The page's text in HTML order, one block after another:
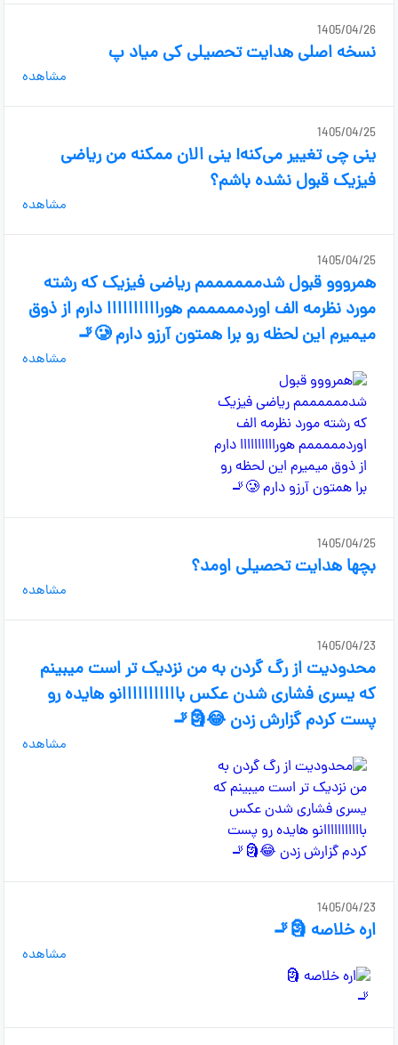
1405/04/26
نسخه اصلی هدایت تحصیلی کی میاد پ
مشاهده
1405/04/25
ینی چی تغییر می‌کنه! ینی الان ممکنه من ریاضی
فیزیک قبول نشده باشم؟
مشاهده
1405/04/25
همرووو قبول شدممممممم ریاضی فیزیک که رشته
مورد نظرمه الف اوردمممممم هوراااااااااا دارم از ذوق
میمیرم این لحظه رو برا همتون آرزو دارم 🥲🚬
مشاهده
1405/04/25
بچها هدایت تحصیلی اومد؟
مشاهده
1405/04/23
محدودیت از رگ گردن به من نزدیک تر است میبینم
که یسری فشاری شدن عکس بااااااااااانو هایده رو
پست کردم گزارش زدن 😂🗿🚬
مشاهده
1405/04/23
اره خلاصه 🗿🚬
مشاهده